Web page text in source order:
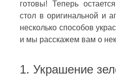
готовы! Теперь
стол в оригинальной и
несколько способов
и мы расскажем вам о
1. Украшение